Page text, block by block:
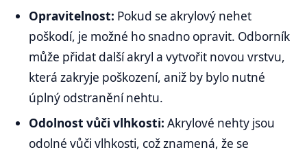
Opravitelnost: Pokud se akrylový nehet
poškodí, je možné ho snadno opravit. Odborník
může přidat další akryl a vytvořit novou vrstvu,
která zakryje poškození, aniž by bylo nutné
úplný odstranění nehtu.
Odolnost vůči vlhkosti:Akrylové nehty jsou
odolné vůči vlhkosti, což znamená, že se